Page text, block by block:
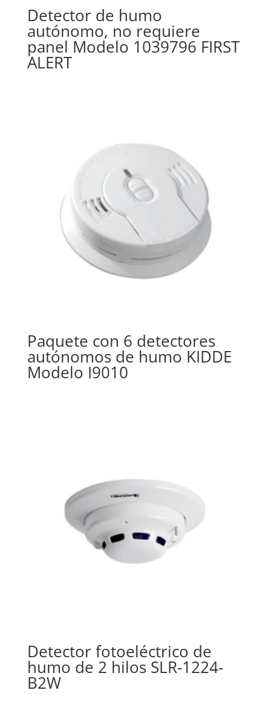
Detector de humo
autónomo, no requiere
panel Modelo 1039796 FIRST
ALERT
Paquete con 6 detectores
autónomos de humo KIDDE
Modelo I9010
Detector fotoeléctrico de
humo de 2 hilos SLR-1224-
B2W